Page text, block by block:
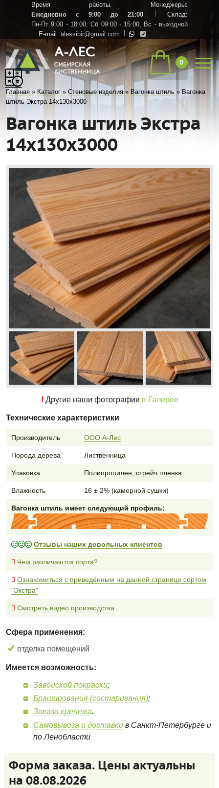
Время работы. Менеджеры:
Ежедневно с 9:00 до 21:00
Склад:
Пн-Пт 9:00 - 18:00, Сб 09:00 - 15:00, Вс - выходной
E-mail: alessibir@gmail.com
0
Главная » Каталог »Стеновые изделия » Вагонка штиль » Вагонка
штиль Экстра 14х130х3000
Вагонка штиль Экстра
14х130х3000
! Другие наши фотографии в Галерее
Технические характеристики
Производитель ООО А-Лес
Порода дерева Лиственница
Упаковка Полипропилен, стрейч пленка
Влажность 16 ± 2% (камерной сушки)
Вагонка штиль имеет следующий профиль:
Отзывы наших довольных клиентов
Чем различаются сорта?
Ознакомиться с приведённым на данной странице сортом
"Экстра"
Смотреть видео производства
Сфера применения:
отделка помещений
Имеется возможность:
Заводской покраски;
Браширования (состаривания);
Заказа крепежа.
Самовывоза и доставки в Санкт-Петербурге и
по Ленобласти
Форма заказа. Цены актуальны
на 08.08.2026